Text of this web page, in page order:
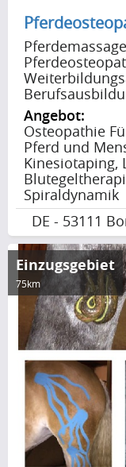
Pferdezucht,
Berufliche
Medien
Foto / Video
Marketing /
Portale,
Vereine &
Angebot:
Osteopathie
Pferd und
Kinesiotaping,
Spiraldynamik
DE - 53111
Einzugsgebiet
75km